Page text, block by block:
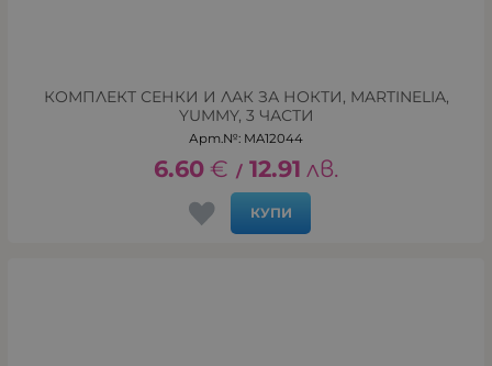
КОМПЛЕКТ СЕНКИ И ЛАК ЗА НОКТИ, MARTINELIA,
YUMMY, 3 ЧАСТИ
Арт.№: MA12044
6.60 € / 12.91 лв.
КУПИ